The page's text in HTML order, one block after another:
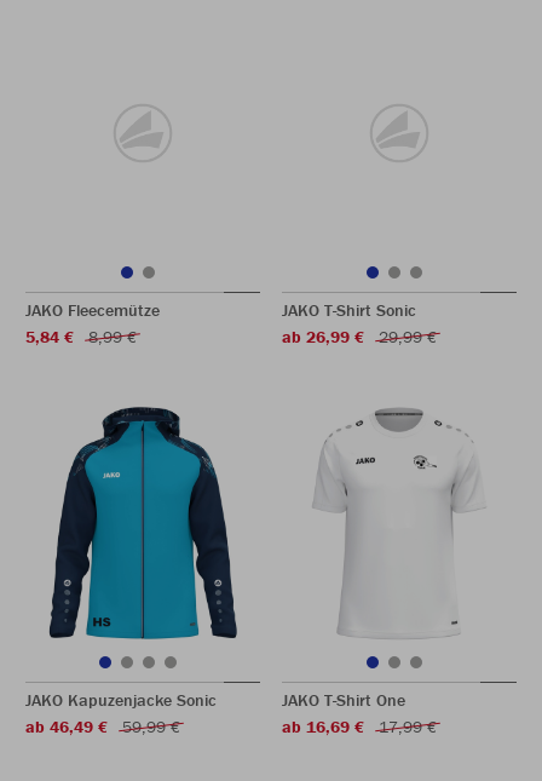
JAKO Fleecemütze
5,84 €
8,99 €
JAKO T-Shirt Sonic
ab 26,99 €
29,99 €
JAKO Kapuzenjacke Sonic
ab 46,49 €
59,99 €
JAKO T-Shirt One
ab 16,69 €
17,99 €